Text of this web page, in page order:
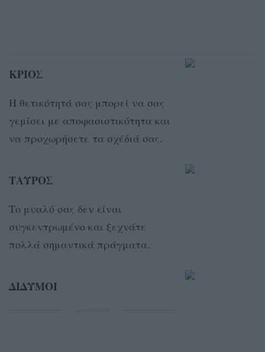
ΚΡΙΟΣ
Η θετικότητά σας μπορεί να σας
γεμίσει με αποφασιστικότητα και
να προχωρήσετε τα σχέδιά σας.
ΤΑΥΡΟΣ
Το μυαλό σας δεν είναι
συγκεντρωμένο και ξεχνάτε
πολλά σημαντικά πράγματα.
ΔΙΔΥΜΟΙ